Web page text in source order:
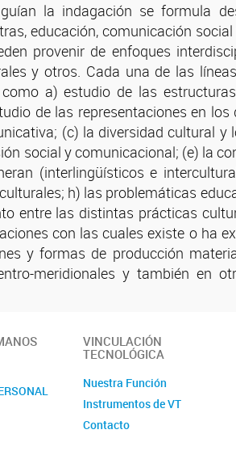
la indagación se formula
educación, comunicación
provenir de enfoques
y otros. Cada una de las
a) estudio de las
de las representaciones en
(c) la diversidad cultural y
social y comunicacional; (e) la
(interlingüísticos e
h) las problemáticas
entre las distintas prácticas
con las cuales existe o ha
y formas de producción
meridionales y también en
VINCULACIÓN
TECNOLÓGICA
Nuestra Función
Instrumentos de VT
Contacto